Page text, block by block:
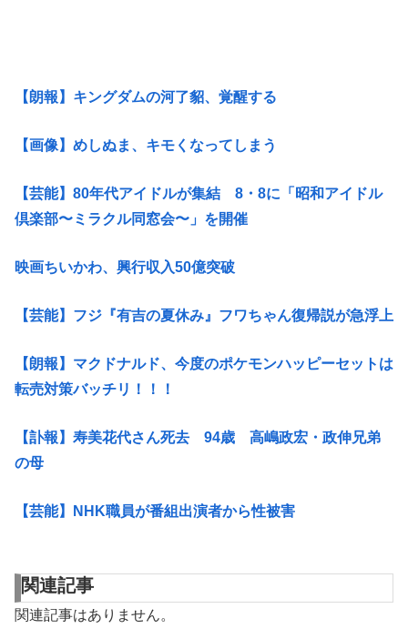
【朗報】キングダムの河了貂、覚醒する
【画像】めしぬま、キモくなってしまう
【芸能】80年代アイドルが集結 8・8に「昭和アイドル
倶楽部〜ミラクル同窓会〜」を開催
映画ちいかわ、興行収入50億突破
【芸能】フジ『有吉の夏休み』フワちゃん復帰説が急浮上
【朗報】マクドナルド、今度のポケモンハッピーセットは
転売対策バッチリ！！！
【訃報】寿美花代さん死去 94歳 高嶋政宏・政伸兄弟
の母
【芸能】NHK職員が番組出演者から性被害
関連記事
関連記事はありません。